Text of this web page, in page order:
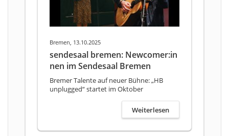
Bremen, 13.10.2025
sendesaal bremen: Newcomer:in
nen im Sendesaal Bremen
Bremer Talente auf neuer Bühne: „HB
unplugged“ startet im Oktober
Weiterlesen